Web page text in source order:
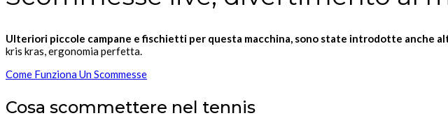
Ulteriori piccole campane e fischietti per questa macchina, sono state introdotte anche
kris kras, ergonomia perfetta.
Come Funziona Un Scommesse
Cosa scommettere nel tennis